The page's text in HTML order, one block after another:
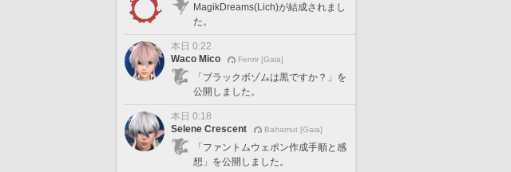
MagikDreams(Lich)が結成されまし
た。
本日 0:22
Waco Mico
Fenrir [Gaia]
「ブラックボゾムは黒ですか？」を
公開しました。
本日 0:18
Selene Crescent
Bahamut [Gaia]
「ファントムウェポン作成手順と感
想」を公開しました。